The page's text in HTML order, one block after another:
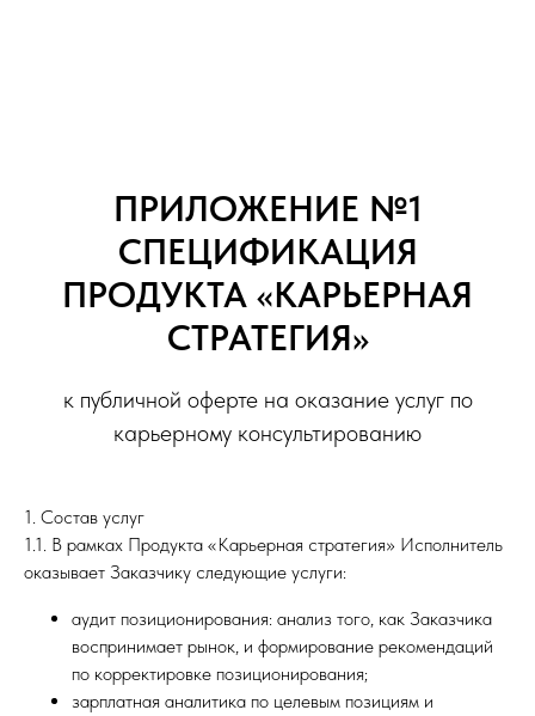
ПРИЛОЖЕНИЕ №1
СПЕЦИФИКАЦИЯ
ПРОДУКТА «КАРЬЕРНАЯ
СТРАТЕГИЯ»
к публичной оферте на оказание услуг по
карьерному консультированию
1. Состав услуг
1.1. В рамках Продукта «Карьерная стратегия» Исполнитель
оказывает Заказчику следующие услуги:
аудит позиционирования: анализ того, как Заказчика
воспринимает рынок, и формирование рекомендаций
по корректировке позиционирования;
зарплатная аналитика по целевым позициям и